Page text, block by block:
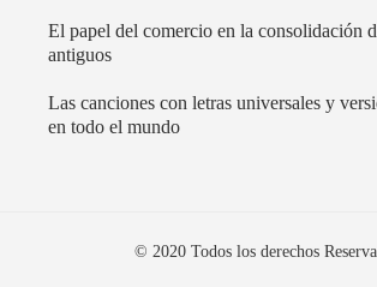
El papel del comercio en la consolidación
antiguos
Las canciones con letras universales y
en todo el mundo
© 2020 Todos los derechos